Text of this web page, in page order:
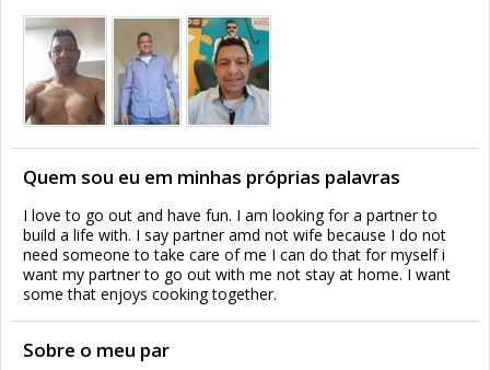
Quem sou eu em minhas próprias palavras
I love to go out and have fun. I am looking for a partner to
build a life with. I say partner amd not wife because I do not
need someone to take care of me I can do that for myself i
want my partner to go out with me not stay at home. I want
some that enjoys cooking together.
Sobre o meu par